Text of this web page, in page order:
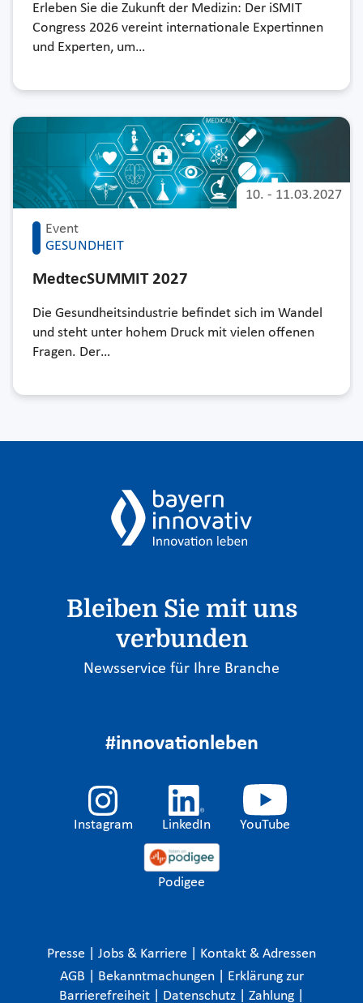
Erleben Sie die Zukunft der Medizin: Der iSMIT
Congress 2026 vereint internationale Expertinnen
und Experten, um…
Event
GESUNDHEIT
10. - 11.03.2027
MedtecSUMMIT 2027
Die Gesundheitsindustrie befindet sich im Wandel
und steht unter hohem Druck mit vielen offenen
Fragen. Der…
Bleiben Sie mit uns
verbunden
Newsservice für Ihre Branche
#innovationleben
Instagram LinkedIn YouTube
Podigee
Presse Jobs & Karriere
Kontakt & Adressen
AGB
Bekanntmachungen
Erklärung zur
Barrierefreiheit
Datenschutz Zahlung